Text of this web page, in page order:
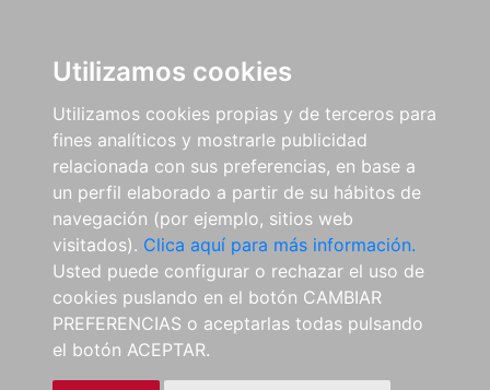
Utilizamos cookies
Utilizamos cookies propias y de terceros para
fines analíticos y mostrarle publicidad
relacionada con sus preferencias, en base a
un perfil elaborado a partir de su hábitos de
navegación (por ejemplo, sitios web
visitados). Clica aquí para más información.
Usted puede configurar o rechazar el uso de
cookies puslando en el botón CAMBIAR
PREFERENCIAS o aceptarlas todas pulsando
el botón ACEPTAR.